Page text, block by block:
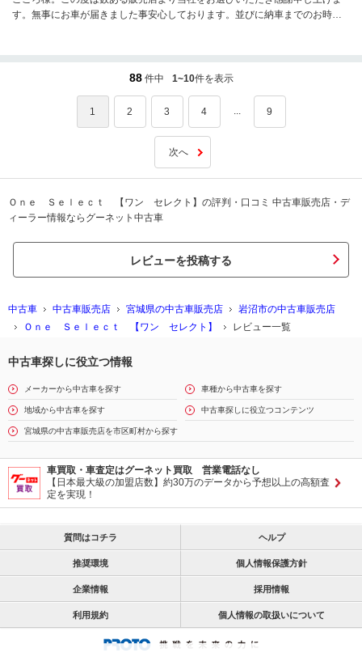
す。無事にお車が届きました事安心しております。並びに納車までのお時間
す。今後とも是非宜しくお願い申し上げます。静岡に行く際には是非お立ち
寄りさせて頂きます。この度は誠に有難うございました。スタッフ一同。
88 件中 1~10件を表示
1 2 3 4 ... 9
次へ
Ｏｎｅ Ｓｅｌｅｃｔ 【ワン セレクト】の評判・口コミ 中古車販売店・デ
ィーラー情報ならグーネット中古車
レビューを投稿する
中古車 中古車販売店 宮城県の中古車販売店
岩沼市の中古車販売店
Ｏｎｅ Ｓｅｌｅｃｔ 【ワン セレクト】
レビュー一覧
中古車探しに役立つ情報
メーカーから中古車を探す 車種から中古車を探す
地域から中古車を探す 中古車探しに役立つコンテンツ
宮城県の中古車販売店を市区町村から探す
車買取・車査定はグーネット買取 営業電話なし
【日本最大級の加盟店数】約30万のデータから予想以上の高額査
定を実現！
質問はコチラ ヘルプ
推奨環境 個人情報保護方針
企業情報 採用情報
利用規約 個人情報の取扱いについて